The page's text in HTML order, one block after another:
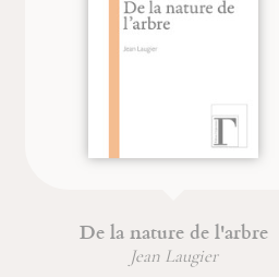
Énigmes & commentaire du
Livre de Jonas